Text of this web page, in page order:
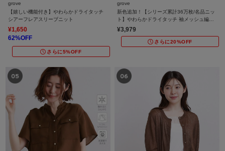
grove
【嬉しい機能付き】やわらかドライタッチ
シアーフレアスリーブニット
¥1,650
62%OFF
さらに5%OFF
grove
新色追加！【シリーズ累計36万枚/名品ニッ
ト】やわらかドライタッチ 袖メッシュ編み
ニット
¥3,979
さらに20%OFF